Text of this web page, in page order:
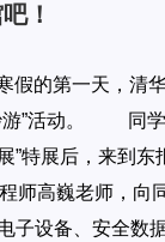
！
假的第一天，清
游”活动。 同学
特展后，来到东
师高巍老师，向
子设备、安全数